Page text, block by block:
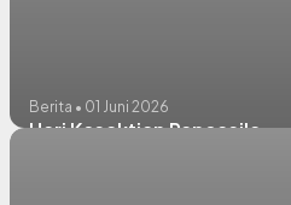
Berita • 01 Juni 2026
Hari Kesaktian Pancasila